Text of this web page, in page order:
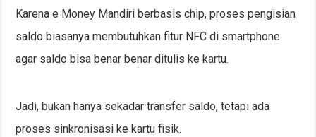
Karena e Money Mandiri berbasis chip, proses pengisian
saldo biasanya membutuhkan fitur NFC di smartphone
agar saldo bisa benar benar ditulis ke kartu.
Jadi, bukan hanya sekadar transfer saldo, tetapi ada
proses sinkronisasi ke kartu fisik.